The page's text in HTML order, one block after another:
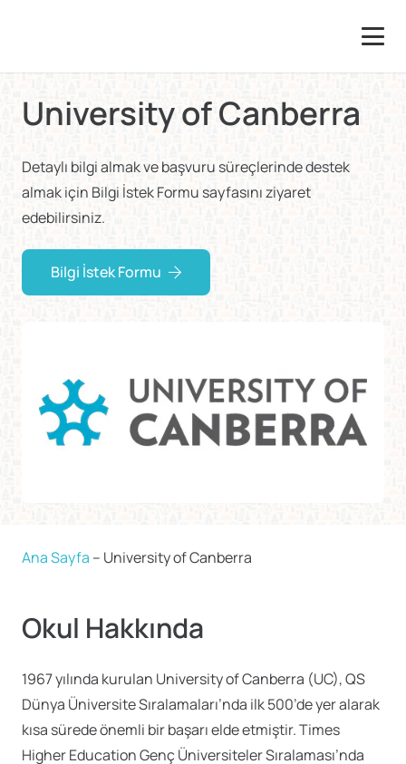
University of Canberra
Detaylı bilgi almak ve başvuru süreçlerinde destek
almak için Bilgi İstek Formu sayfasını ziyaret
edebilirsiniz.
Bilgi İstek Formu
Ana Sayfa – University of Canberra
Okul Hakkında
1967 yılında kurulan University of Canberra (UC), QS
Dünya Üniversite Sıralamaları’nda ilk 500’de yer alarak
kısa sürede önemli bir başarı elde etmiştir. Times
Higher Education Genç Üniversiteler Sıralaması’nda